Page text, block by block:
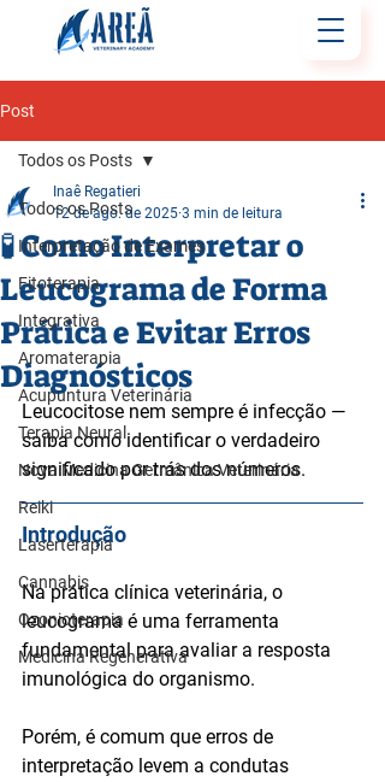
Post
Todos os Posts
Interpretação de Exames
Fitoterapia
Integrativa
Aromaterapia
Acupuntura Veterinária
Terapia Neural
Nova Medicina Germânica Veterinária
Reiki
Laserterapia
Cannabis
Ozonioterapia
Medicina Regenerativa
Todos os Posts
🧪 Como Interpretar o
Leucograma de Forma
Prática e Evitar Erros
Diagnósticos
Inaê Regatieri
12 de ago. de 2025 3 min de leitura
Leucocitose nem sempre é infecção —
saiba como identificar o verdadeiro
significado por trás dos números.
Introdução
Na prática clínica veterinária, o
leucograma é uma ferramenta
fundamental para avaliar a resposta
imunológica do organismo.
Porém, é comum que erros de
interpretação levem a condutas